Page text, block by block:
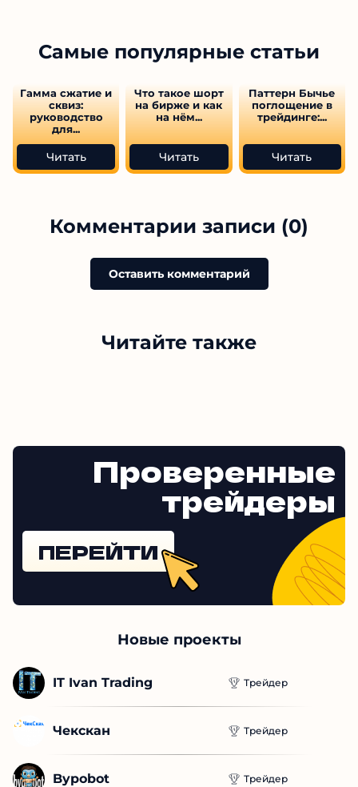
Самые популярные статьи
Гамма сжатие и
сквиз:
руководство
для...
Читать
Что такое шорт
на бирже и как
на нём...
Читать
Паттерн Бычье
поглощение в
трейдинге:...
Читать
Комментарии записи (0)
Оставить комментарий
Читайте также
Проверенные
трейдеры
ПЕРЕЙТИ
Новые проекты
IT Ivan Trading Трейдер
Чекскан Трейдер
Bypobot Трейдер